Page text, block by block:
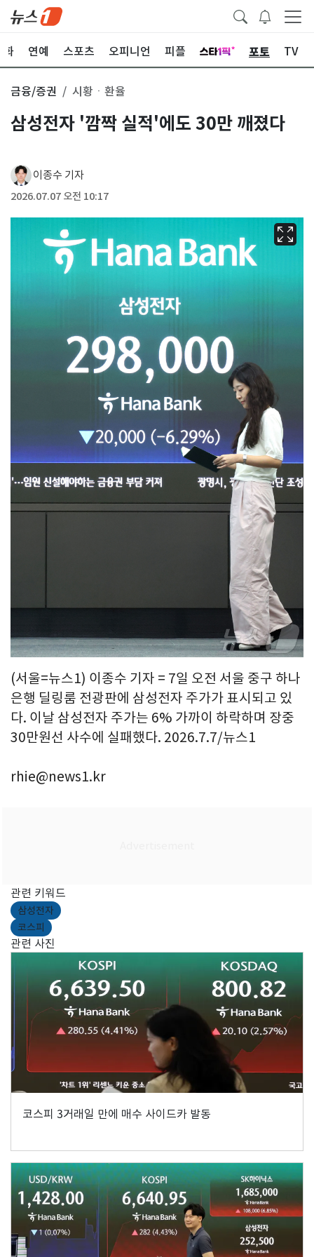
화 연예 스포츠 오피니언 피플 포토 TV
금융/증권 시황ㆍ환율
삼성전자 '깜짝 실적'에도 30만 깨졌다
이종수 기자
2026.07.07 오전 10:17
(서울=뉴스1) 이종수 기자 = 7일 오전 서울 중구 하나
은행 딜링룸 전광판에 삼성전자 주가가 표시되고 있
다. 이날 삼성전자 주가는 6% 가까이 하락하며 장중
30만원선 사수에 실패했다. 2026.7.7/뉴스1
rhie@news1.kr
관련 키워드
삼성전자
코스피
관련 사진
코스피 3거래일 만에 매수 사이드카 발동